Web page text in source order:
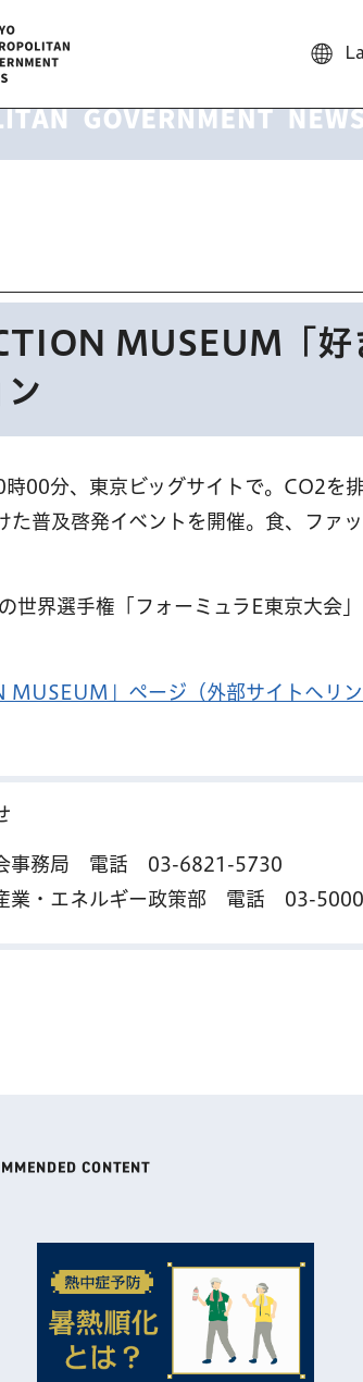
MUSEUM「好
00分、東京ビッグサイトで。CO2を
た普及啓発イベントを開催。食、ファ
世界選手権「フォーミュラE東京大会
MUSEUM」ページ（外部サイトへリン
事務局 電話 03-6821-5730
業・エネルギー政策部 電話 03-